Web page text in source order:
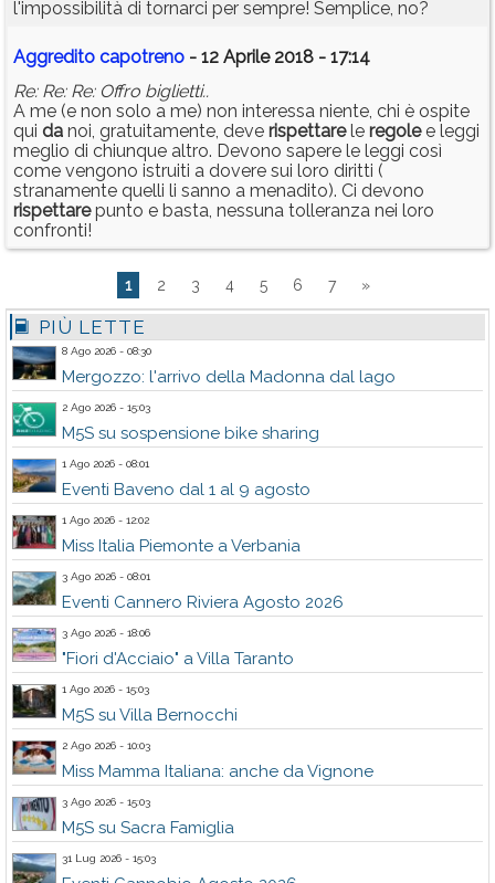
l'impossibilità di tornarci per sempre! Semplice, no?
Aggredito capotreno - 12 Aprile 2018 - 17:14
Re: Re: Re: Offro biglietti..
A me (e non solo a me) non interessa niente, chi è ospite
qui da noi, gratuitamente, deve rispettarele regolee leggi
meglio di chiunque altro. Devono sapere le leggi così
come vengono istruiti a dovere sui loro diritti (
stranamente quelli li sanno a menadito). Ci devono
rispettarepunto e basta, nessuna tolleranza nei loro
confronti!
1 2 3 4 5 6 7 »
PIÙ LETTE
8 Ago 2026 - 08:30
Mergozzo: l'arrivo della Madonna dal lago
2 Ago 2026 - 15:03
M5S su sospensione bike sharing
1 Ago 2026 - 08:01
Eventi Baveno dal 1 al 9 agosto
1 Ago 2026 - 12:02
Miss Italia Piemonte a Verbania
3 Ago 2026 - 08:01
Eventi Cannero Riviera Agosto 2026
3 Ago 2026 - 18:06
"Fiori d'Acciaio" a Villa Taranto
1 Ago 2026 - 15:03
M5S su Villa Bernocchi
2 Ago 2026 - 10:03
Miss Mamma Italiana: anche da Vignone
3 Ago 2026 - 15:03
M5S su Sacra Famiglia
31 Lug 2026 - 15:03